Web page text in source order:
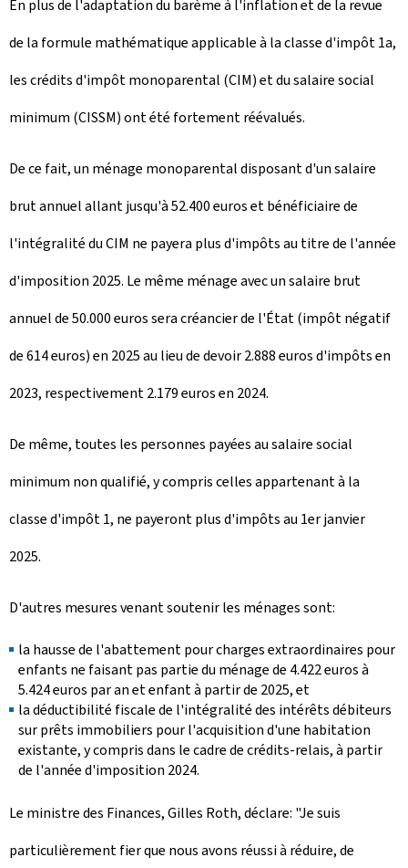
En plus de l'adaptation du barème à l'inflation et de la revue
de la formule mathématique applicable à la classe d'impôt 1a,
les crédits d'impôt monoparental (CIM) et du salaire social
minimum (CISSM) ont été fortement réévalués.
De ce fait, un ménage monoparental disposant d'un salaire
brut annuel allant jusqu'à 52.400 euros et bénéficiaire de
l'intégralité du CIM ne payera plus d'impôts au titre de l'année
d'imposition 2025. Le même ménage avec un salaire brut
annuel de 50.000 euros sera créancier de l'État (impôt négatif
de 614 euros) en 2025 au lieu de devoir 2.888 euros d'impôts en
2023, respectivement 2.179 euros en 2024.
De même, toutes les personnes payées au salaire social
minimum non qualifié, y compris celles appartenant à la
classe d'impôt 1, ne payeront plus d'impôts au 1er janvier
2025.
D'autres mesures venant soutenir les ménages sont:
la hausse de l'abattement pour charges extraordinaires pour
enfants ne faisant pas partie du ménage de 4.422 euros à
5.424 euros par an et enfant à partir de 2025, et
la déductibilité fiscale de l'intégralité des intérêts débiteurs
sur prêts immobiliers pour l'acquisition d'une habitation
existante, y compris dans le cadre de crédits-relais, à partir
de l'année d'imposition 2024.
Le ministre des Finances, Gilles Roth, déclare: "Je suis
particulièrement fier que nous avons réussi à réduire, de